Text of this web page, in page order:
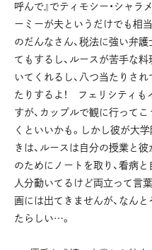
呼んで』でティモシー・シャラ
ーミーが夫というだけでも相
のだんなさん、税法に強い弁
てもするし、ルースが苦手な
いてくれるし、八つ当たりさ
たりするよ！ フェリシティも
すが、カップルで観に行って
くといいかも。しかし彼が大
きは、ルースは自分の授業と
のためにノートを取り、看病
人分動いてるけど両立って言
画には出てきませんが、なん
たらしい…。